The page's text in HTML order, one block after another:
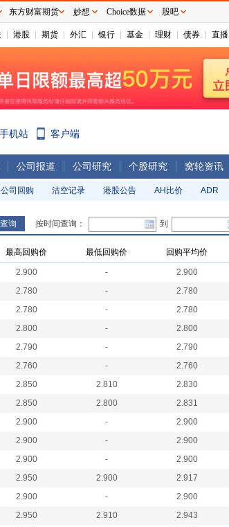
港股 期货 外汇 银行 基金 理财 债券 直播
手机站 客户端
公司报道 公司研究 个股研究 窝轮资讯
公司回购 沽空记录 港股公告 AH比价 ADR
按时间查询： 到
最高回购价 最低回购价 回购平均价
2.900 - 2.900
2.780 - 2.780
2.780 - 2.780
2.800 - 2.800
2.790 - 2.790
2.760 - 2.760
2.850 2.810 2.830
2.850 2.800 2.831
2.900 - 2.900
2.900 - 2.900
2.900 - 2.900
2.950 2.900 2.917
2.900 - 2.900
2.950 2.910 2.943
东方财富期货 妙想 Choice数据 股吧